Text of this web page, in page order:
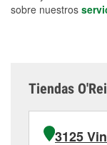
sobre nuestros
Tiendas
3125